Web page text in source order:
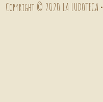
Copyright © 2020 LA LUDOTECA •